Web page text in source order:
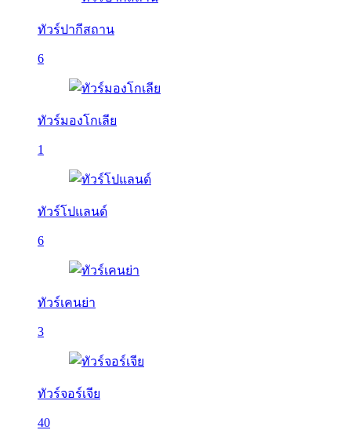
ทัวร์ปากีสถาน
6
ทัวร์มองโกเลีย
1
ทัวร์โปแลนด์
6
ทัวร์เคนย่า
3
ทัวร์จอร์เจีย
40